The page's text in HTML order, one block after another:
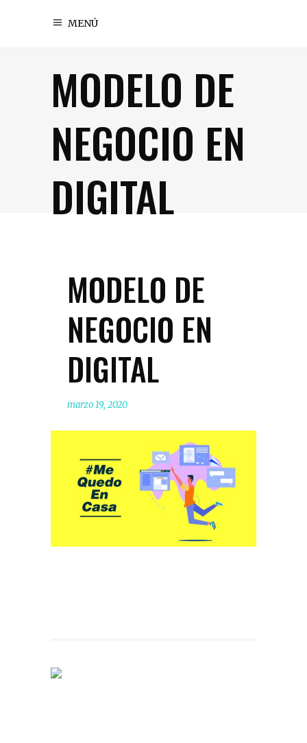
MENÚ
MODELO DE
NEGOCIO EN
DIGITAL
MODELO DE
NEGOCIO EN
DIGITAL
marzo 19, 2020